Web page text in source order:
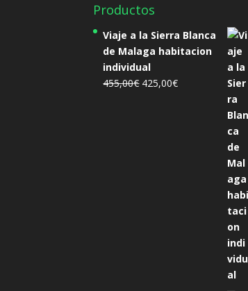
Productos
Viaje a la Sierra Blanca
de Malaga habitacion
individual
455,00€ El
425,00€El